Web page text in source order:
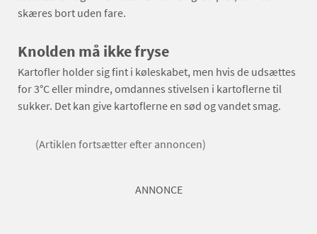
skæres bort uden fare.
Knolden må ikke fryse
Kartofler holder sig fint i køleskabet, men hvis de udsættes
for 3°C eller mindre, omdannes stivelsen i kartoflerne til
sukker. Det kan give kartoflerne en sød og vandet smag.
(Artiklen fortsætter efter annoncen)
ANNONCE